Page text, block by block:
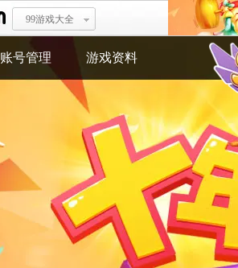
99游戏大全
账号管理 游戏资料